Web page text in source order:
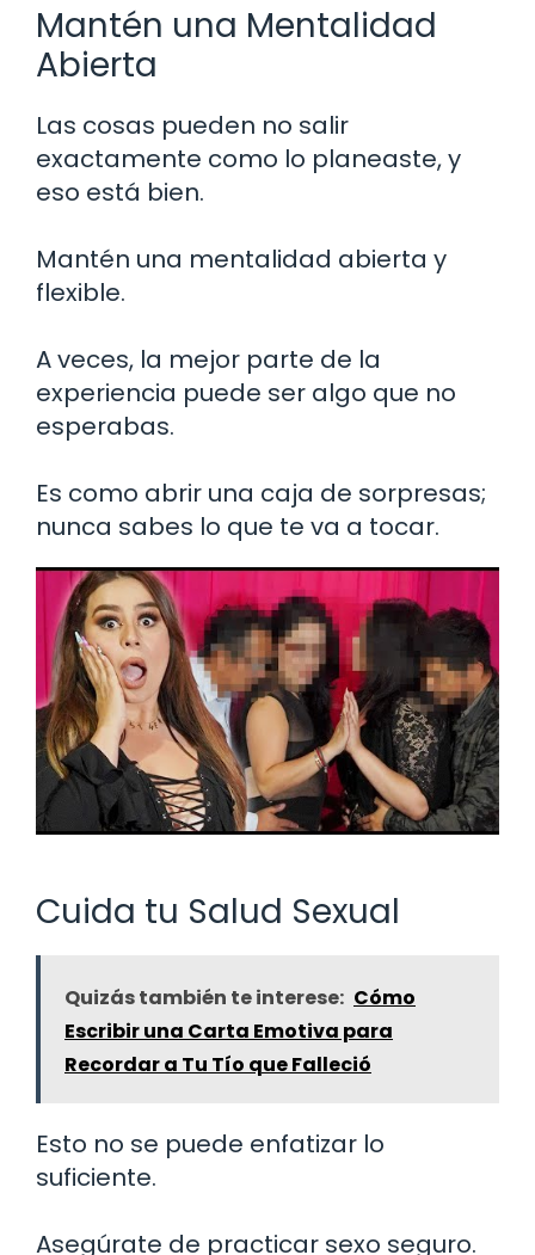
Mantén una Mentalidad
Abierta
Las cosas pueden no salir
exactamente como lo planeaste, y
eso está bien.
Mantén una mentalidad abierta y
flexible.
A veces, la mejor parte de la
experiencia puede ser algo que no
esperabas.
Es como abrir una caja de sorpresas;
nunca sabes lo que te va a tocar.
Cuida tu Salud Sexual
Quizás también te interese: Cómo
Escribir una Carta Emotiva para
Recordar a Tu Tío que Falleció
Esto no se puede enfatizar lo
suficiente.
Asegúrate de practicar sexo seguro.